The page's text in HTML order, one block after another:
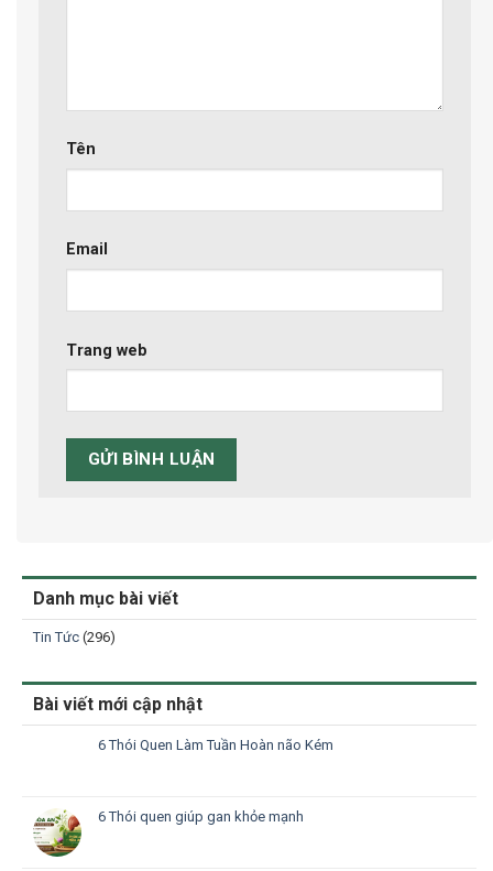
Tên
Email
Trang web
Danh mục bài viết
Tin Tức (296)
Bài viết mới cập nhật
6 Thói Quen Làm Tuần Hoàn não Kém
6 Thói quen giúp gan khỏe mạnh